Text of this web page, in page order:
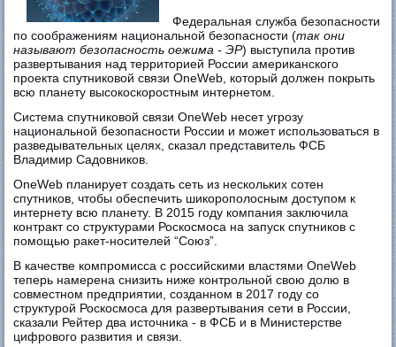
Федеральная служба безопасности
по соображениям национальной безопасности (так они
называют безопасность оежима - ЭР) выступила против
развертывания над территорией России американского
проекта спутниковой связи OneWeb, который должен покрыть
всю планету высокоскоростным интернетом.
Система спутниковой связи OneWeb несет угрозу
национальной безопасности России и может использоваться в
разведывательных целях, сказал представитель ФСБ
Владимир Садовников.
OneWeb планирует создать сеть из нескольких сотен
спутников, чтобы обеспечить шикорополосным доступом к
интернету всю планету. В 2015 году компания заключила
контракт со структурами Роскосмоса на запуск спутников с
помощью ракет-носителей “Союз”.
В качестве компромисса с российскими властями OneWeb
теперь намерена снизить ниже контрольной свою долю в
совместном предприятии, созданном в 2017 году со
структурой Роскосмоса для развертывания сети в России,
сказали Рейтер два источника - в ФСБ и в Министерстве
цифрового развития и связи.